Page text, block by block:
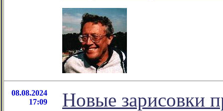
08.08.2024
17:09
Новые зарисовки